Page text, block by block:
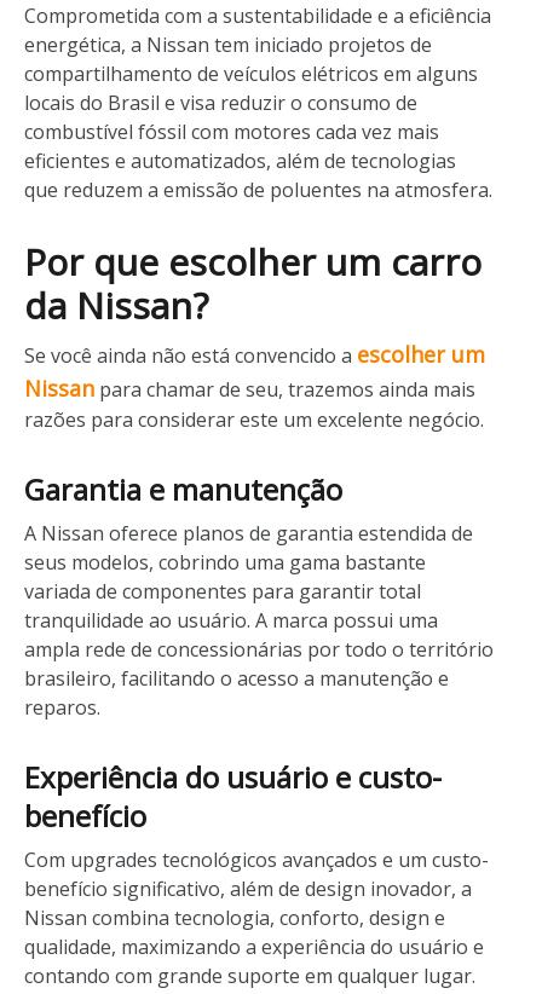
Comprometida com a sustentabilidade e a eficiência
energética, a Nissan tem iniciado projetos de
compartilhamento de veículos elétricos em alguns
locais do Brasil e visa reduzir o consumo de
combustível fóssil com motores cada vez mais
eficientes e automatizados, além de tecnologias
que reduzem a emissão de poluentes na atmosfera.
Por que escolher um carro
da Nissan?
Se você ainda não está convencido a escolher um
Nissan para chamar de seu, trazemos ainda mais
razões para considerar este um excelente negócio.
Garantia e manutenção
A Nissan oferece planos de garantia estendida de
seus modelos, cobrindo uma gama bastante
variada de componentes para garantir total
tranquilidade ao usuário. A marca possui uma
ampla rede de concessionárias por todo o território
brasileiro, facilitando o acesso a manutenção e
reparos.
Experiência do usuário e custo-
benefício
Com upgrades tecnológicos avançados e um custo-
benefício significativo, além de design inovador, a
Nissan combina tecnologia, conforto, design e
qualidade, maximizando a experiência do usuário e
contando com grande suporte em qualquer lugar.